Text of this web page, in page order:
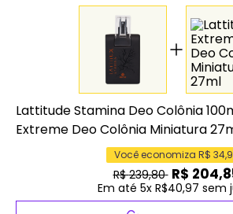
Lattitude Stamina Deo Colônia
Extreme Deo Colônia Miniatura
Você economiza R$
R$239,80 R$
Em até 5x R$40,97 sem